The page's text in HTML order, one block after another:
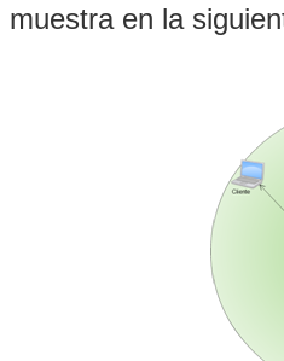
muestra en la